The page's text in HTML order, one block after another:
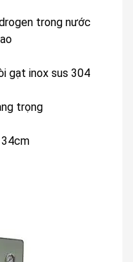
trong nước
gạt inox sus 304
trọng
34cm